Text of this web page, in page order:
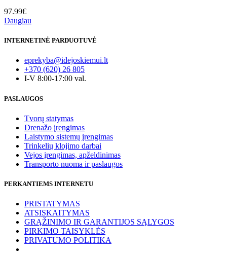
97.99€
Daugiau
INTERNETINĖ PARDUOTUVĖ
eprekyba@idejoskiemui.lt
+370 (620) 26 805
I-V 8:00-17:00 val.
PASLAUGOS
Tvorų statymas
Drenažo įrengimas
Laistymo sistemų įrengimas
Trinkelių klojimo darbai
Vejos įrengimas, apželdinimas
Transporto nuoma ir paslaugos
PERKANTIEMS INTERNETU
PRISTATYMAS
ATSISKAITYMAS
GRĄŽINIMO IR GARANTIJOS SĄLYGOS
PIRKIMO TAISYKLĖS
PRIVATUMO POLITIKA